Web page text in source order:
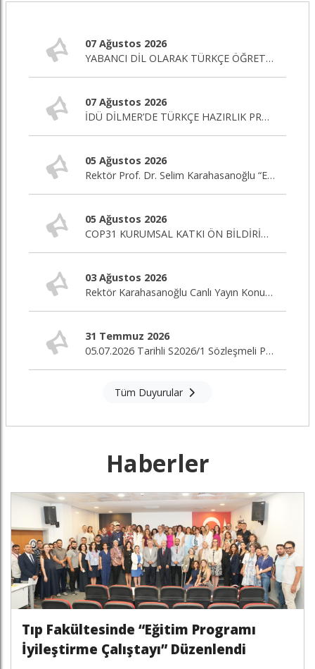
07 Ağustos 2026
YABANCI DİL OLARAK TÜRKÇE ÖĞRETİMİ SERTİFİKA PROGRAMI BAŞLIYOR!
07 Ağustos 2026
İDÜ DİLMER’DE TÜRKÇE HAZIRLIK PROGRAMI BAŞLIYOR!
05 Ağustos 2026
Rektör Prof. Dr. Selim Karahasanoğlu “Eğitim Editörü” Programına Canlı Yayın Konuğu Oluyor
05 Ağustos 2026
COP31 KURUMSAL KATKI ÖN BİLDİRİM ÇAĞRISI
03 Ağustos 2026
Rektör Karahasanoğlu Canlı Yayın Konuğu
31 Temmuz 2026
05.07.2026 Tarihli S2026/1 Sözleşmeli Personel Alım İlanı Nihai Değerlendirme Sonuçları
Tüm Duyurular
Haberler
Tıp Fakültesinde “Eğitim Programı
İyileştirme Çalıştayı” Düzenlendi